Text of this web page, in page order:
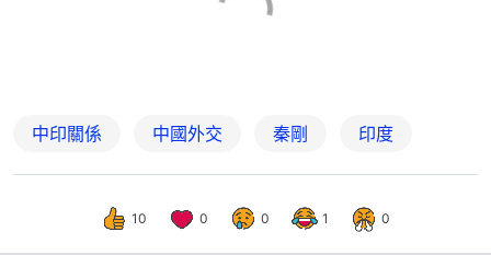
中印關係 中國外交 秦剛 印度
10 0 0 1 0